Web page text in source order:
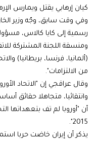
كيان إرهابي يقتل ويمارس
وفي وقت سابق، وجّه وزير
رسمية إلى كايا كالاس،
ومنسقة اللجنة المشتركة
(ألمانيا، فرنسا، بريطانيا)
من الالتزامات".
وقال عراقجي إن "الاتحاد
وانتقائيا، متجاهلا حقائق
أن "أوروبا لم تف بتعهداتها
2015".